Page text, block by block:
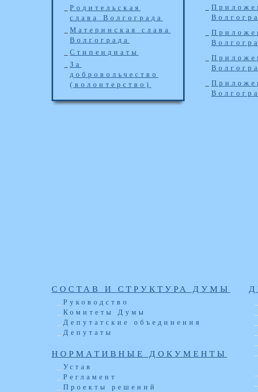
Родительская
слава Волгограда
Материнская слава
Волгограда
Стипендиаты
За
добровольчество
(волонтерство)
СОСТАВ И СТРУКТУРА ДУМЫ
Руководство
Комитеты Думы
Депутатские объединения
Депутаты
НОРМАТИВНЫЕ ДОКУМЕНТЫ
Устав
Регламент
Проекты решений